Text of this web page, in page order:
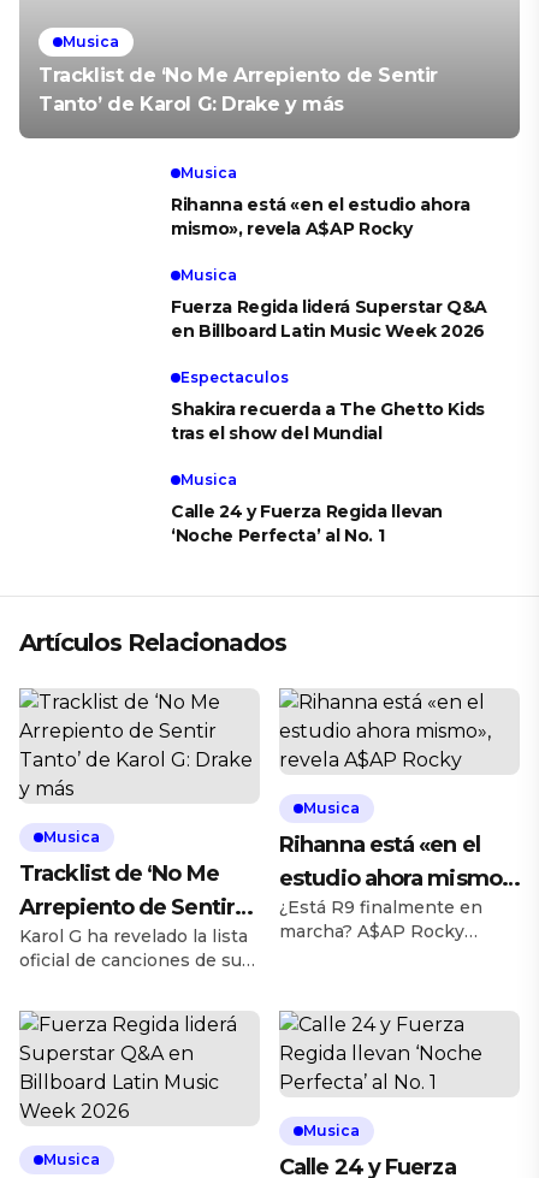
Musica
Tracklist de ‘No Me Arrepiento de Sentir
Tanto’ de Karol G: Drake y más
Musica
Rihanna está «en el estudio ahora
mismo», revela A$AP Rocky
Musica
Fuerza Regida liderá Superstar Q&A
en Billboard Latin Music Week 2026
Espectaculos
Shakira recuerda a The Ghetto Kids
tras el show del Mundial
Musica
Calle 24 y Fuerza Regida llevan
‘Noche Perfecta’ al No. 1
Artículos Relacionados
Musica
Tracklist de ‘No Me
Arrepiento de Sentir
Tanto’ de Karol G:
Drake y más
Karol G ha revelado la lista
oficial de canciones de su
de estudio, No Me
Arrepiento de Sentir Tanto,
que se lanzará el viernes (7
de agosto). La artista
colombiana sorprendió a
sus fans en las redes
sociales el miércoles (5 de
Musica
Rihanna está «en el
estudio ahora mismo»,
revela A$AP Rocky
¿Está R9 finalmente en
marcha? A$AP Rocky
miércoles (5 de agosto) que
Rihanna está de vuelta en
el estudio y grabando
activamente. Rocky
desmintió la teoría de que
él es la razón por la que
Rihanna no ha lanzado un
Musica
Musica
Calle 24 y Fuerza